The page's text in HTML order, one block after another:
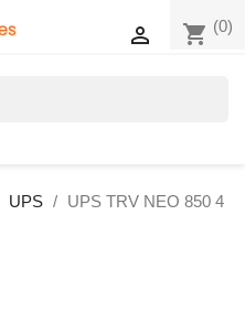
shopping_cart (0)

UPS
UPS TRV NEO 850 4